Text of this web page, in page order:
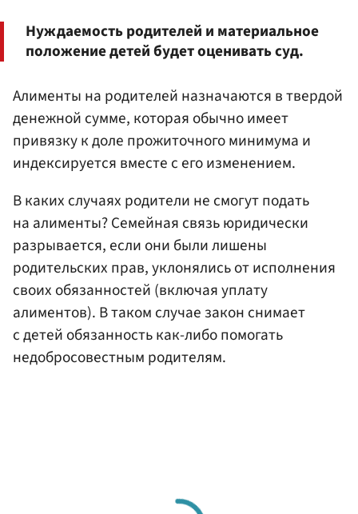
Нуждаемость родителей и материальное
положение детей будет оценивать суд.
Алименты на родителей назначаются в твердой
денежной сумме, которая обычно имеет
привязку к доле прожиточного минимума и
индексируется вместе с его изменением.
В каких случаях родители не смогут подать
на алименты? Семейная связь юридически
разрывается, если они были лишены
родительских прав, уклонялись от исполнения
своих обязанностей (включая уплату
алиментов). В таком случае закон снимает
с детей обязанность как-либо помогать
недобросовестным родителям.